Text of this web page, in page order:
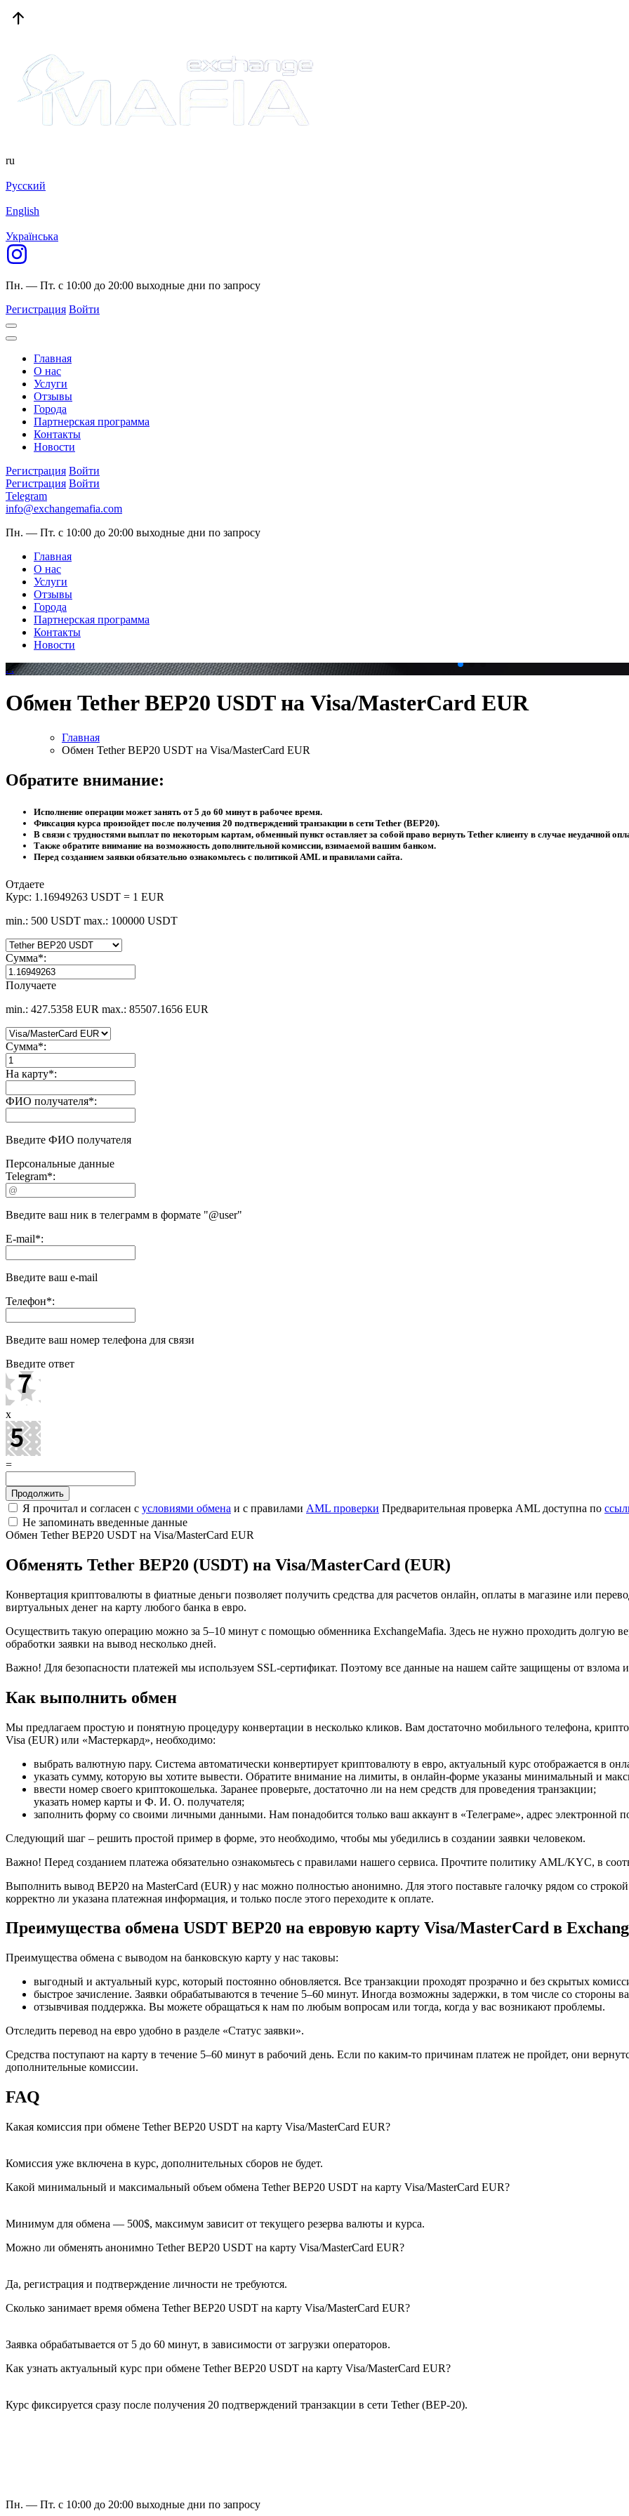
ru
Русский
English
Українська
Пн. — Пт. с 10:00 до 20:00 выходные дни по запросу
Регистрация Войти
Главная
О нас
Услуги
Отзывы
Города
Партнерская программа
Контакты
Новости
Регистрация Войти
Регистрация Войти
Telegram
info@exchangemafia.com
Пн. — Пт. с 10:00 до 20:00 выходные дни по запросу
Главная
О нас
Услуги
Отзывы
Города
Партнерская программа
Контакты
Новости
Обмен Tether BEP20 USDT на Visa/MasterCard EUR
Главная
Обмен Tether BEP20 USDT на Visa/MasterCard EUR
Обратите внимание:
Исполнение операции может занять от 5 до 60 минут в рабочее время.
Фиксация курса произойдет после получения 20 подтверждений транзакции в сети Tether (BEP20).
В связи с трудностями выплат по некоторым картам, обменный пункт оставляет за собой право вернуть Tether клиенту в случае неудачной
Также обратите внимание на возможность дополнительной комиссии, взимаемой вашим банком.
Перед созданием заявки обязательно ознакомьтесь с политикой AML и правилами сайта.
Отдаете
Курс: 1.16949263 USDT = 1 EUR
min.: 500 USDT max.: 100000 USDT
Сумма*:
Получаете
min.: 427.5358 EUR max.: 85507.1656 EUR
Сумма*:
На карту*:
ФИО получателя*:
Введите ФИО получателя
Персональные данные
Telegram*:
Введите ваш ник в телеграмм в формате "@user"
E-mail*:
Введите ваш e-mail
Телефон*:
Введите ваш номер телефона для связи
Введите ответ
x
=
Я прочитал и согласен с условиями обмена и с правилами AML проверки Предварительная проверка AML доступна по
Не запоминать введенные данные
Обмен Tether BEP20 USDT на Visa/MasterCard EUR
Обменять Tether BEP20 (USDT) на Visa/MasterCard (EUR)
Конвертация криптовалюты в фиатные деньги позволяет получить средства для расчетов онлайн, оплаты в магазине или
виртуальных денег на карту любого банка в евро.
Осуществить такую операцию можно за 5–10 минут с помощью обменника ExchangeMafia. Здесь не нужно проходить долгую
обработки заявки на вывод несколько дней.
Важно! Для безопасности платежей мы используем SSL-сертификат. Поэтому все данные на нашем сайте защищены от взлома и
Как выполнить обмен
Мы предлагаем простую и понятную процедуру конвертации в несколько кликов. Вам достаточно мобильного телефона,
Visa (EUR) или «Мастеркард», необходимо:
выбрать валютную пару. Система автоматически конвертирует криптовалюту в евро, актуальный курс отображается в
указать сумму, которую вы хотите вывести. Обратите внимание на лимиты, в онлайн-форме указаны минимальный и
ввести номер своего криптокошелька. Заранее проверьте, достаточно ли на нем средств для проведения транзакции;
указать номер карты и Ф. И. О. получателя;
заполнить форму со своими личными данными. Нам понадобится только ваш аккаунт в «Телеграме», адрес электронной
Следующий шаг – решить простой пример в форме, это необходимо, чтобы мы убедились в создании заявки человеком.
Важно! Перед созданием платежа обязательно ознакомьтесь с правилами нашего сервиса. Прочтите политику AML/KYC, в
Выполнить вывод BEP20 на MasterCard (EUR) у нас можно полностью анонимно. Для этого поставьте галочку рядом со
корректно ли указана платежная информация, и только после этого переходите к оплате.
Преимущества обмена USDT BEP20 на евровую карту Visa/MasterCard в
Преимущества обмена с выводом на банковскую карту у нас таковы:
выгодный и актуальный курс, который постоянно обновляется. Все транзакции проходят прозрачно и без скрытых
быстрое зачисление. Заявки обрабатываются в течение 5–60 минут. Иногда возможны задержки, в том числе со стороны
отзывчивая поддержка. Вы можете обращаться к нам по любым вопросам или тогда, когда у вас возникают проблемы.
Отследить перевод на евро удобно в разделе «Статус заявки».
Средства поступают на карту в течение 5–60 минут в рабочий день. Если по каким-то причинам платеж не пройдет, они
дополнительные комиссии.
FAQ
Какая комиссия при обмене Tether BEP20 USDT на карту Visa/MasterCard EUR?
Комиссия уже включена в курс, дополнительных сборов не будет.
Какой минимальный и максимальный объем обмена Tether BEP20 USDT на карту Visa/MasterCard EUR?
Минимум для обмена — 500$, максимум зависит от текущего резерва валюты и курса.
Можно ли обменять анонимно Tether BEP20 USDT на карту Visa/MasterCard EUR?
Да, регистрация и подтверждение личности не требуются.
Сколько занимает время обмена Tether BEP20 USDT на карту Visa/MasterCard EUR?
Заявка обрабатывается от 5 до 60 минут, в зависимости от загрузки операторов.
Как узнать актуальный курс при обмене Tether BEP20 USDT на карту Visa/MasterCard EUR?
Курс фиксируется сразу после получения 20 подтверждений транзакции в сети Tether (BEP-20).
Пн. — Пт. с 10:00 до 20:00 выходные дни по запросу